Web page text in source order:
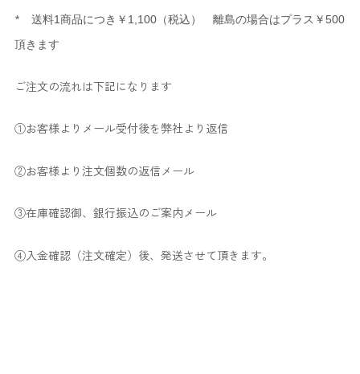
* 送料1商品につき￥1,100（税込） 離島の場合はプラス￥500
頂きます
ご注文の流れは下記になります
①お客様よりメール受付後を弊社より返信
②お客様より注文個数の返信メール
③在庫確認御、銀行振込のご案内メール
④入金確認（注文確定）後、発送させて頂きます。